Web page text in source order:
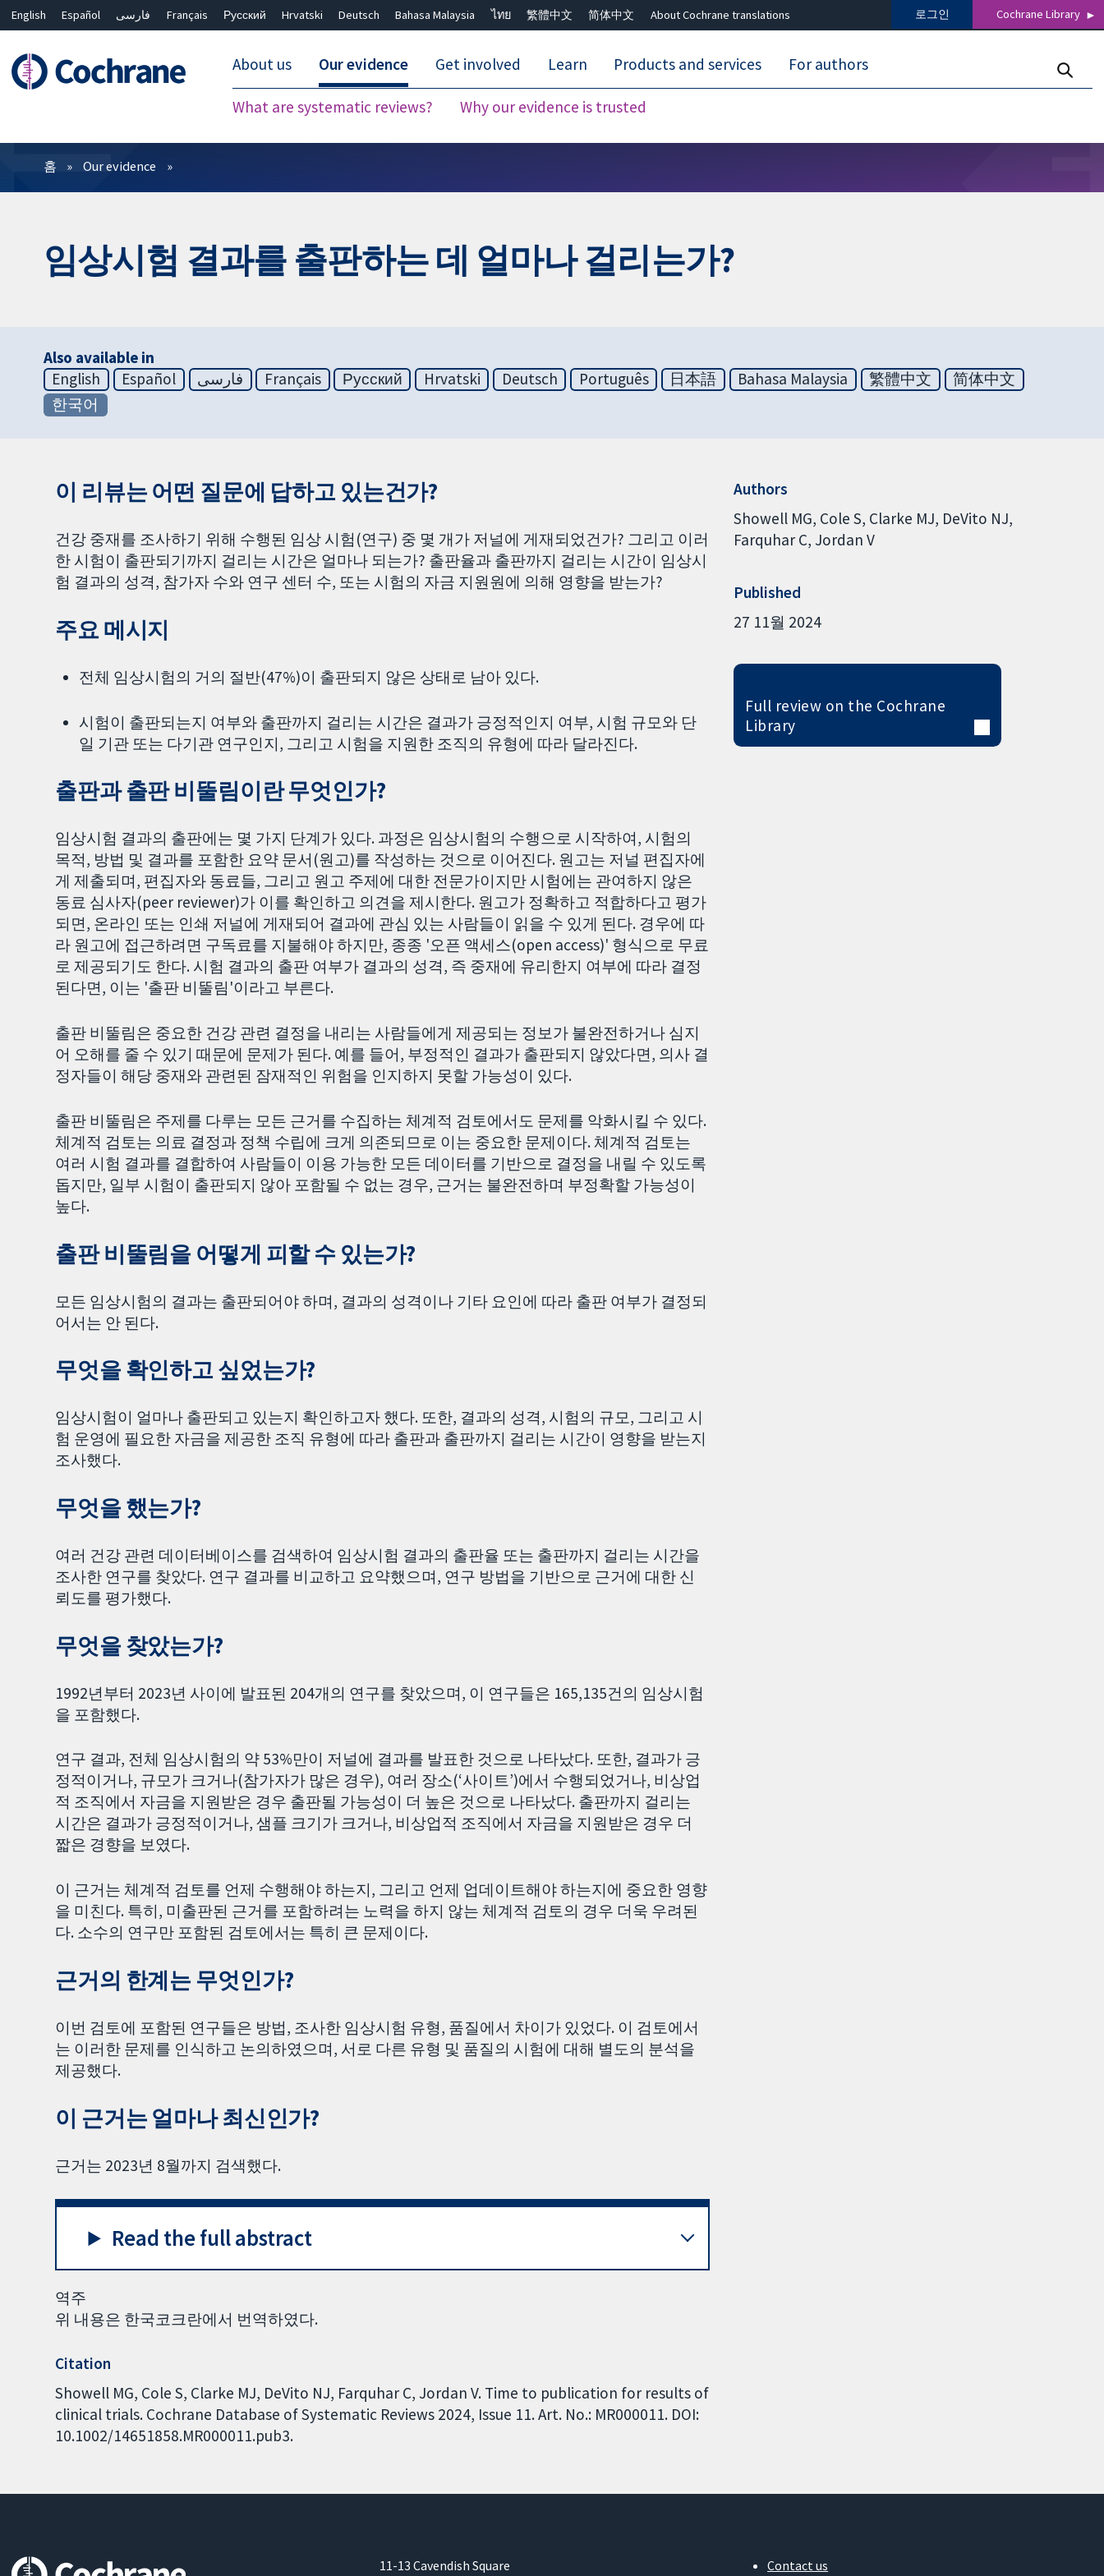
English Español فارسی Français Русский Hrvatski Deutsch Bahasa Malaysia ไทย 繁體中文 简体中文 About Cochrane translations 로그인 Cochrane Library
About us Our evidence
What are systematic reviews? Why our evidence is trusted
Get involved Learn Products and services For authors
필터
홈 Our evidence
임상시험 결과를 출판하는 데 얼마나 걸리는가?
Also available in
English
Español فارسی Français Русский Hrvatski Deutsch Português 日本語 Bahasa Malaysia 繁體中文
简体中文
한국어
이 리뷰는 어떤 질문에 답하고 있는건가?
건강 중재를 조사하기 위해 수행된 임상 시험(연구) 중 몇 개가 저널에 게재되었건가? 그리고 이러
한 시험이 출판되기까지 걸리는 시간은 얼마나 되는가? 출판율과 출판까지 걸리는 시간이 임상시
험 결과의 성격, 참가자 수와 연구 센터 수, 또는 시험의 자금 지원원에 의해 영향을 받는가?
주요 메시지
전체 임상시험의 거의 절반(47%)이 출판되지 않은 상태로 남아 있다.
시험이 출판되는지 여부와 출판까지 걸리는 시간은 결과가 긍정적인지 여부, 시험 규모와 단
일 기관 또는 다기관 연구인지, 그리고 시험을 지원한 조직의 유형에 따라 달라진다.
출판과 출판 비뚤림이란 무엇인가?
임상시험 결과의 출판에는 몇 가지 단계가 있다. 과정은 임상시험의 수행으로 시작하여, 시험의
목적, 방법 및 결과를 포함한 요약 문서(원고)를 작성하는 것으로 이어진다. 원고는 저널 편집자에
게 제출되며, 편집자와 동료들, 그리고 원고 주제에 대한 전문가이지만 시험에는 관여하지 않은
동료 심사자(peer reviewer)가 이를 확인하고 의견을 제시한다. 원고가 정확하고 적합하다고 평가
되면, 온라인 또는 인쇄 저널에 게재되어 결과에 관심 있는 사람들이 읽을 수 있게 된다. 경우에 따
라 원고에 접근하려면 구독료를 지불해야 하지만, 종종 '오픈 액세스(open access)' 형식으로 무료
로 제공되기도 한다. 시험 결과의 출판 여부가 결과의 성격, 즉 중재에 유리한지 여부에 따라 결정
된다면, 이는 '출판 비뚤림'이라고 부른다.
출판 비뚤림은 중요한 건강 관련 결정을 내리는 사람들에게 제공되는 정보가 불완전하거나 심지
어 오해를 줄 수 있기 때문에 문제가 된다. 예를 들어, 부정적인 결과가 출판되지 않았다면, 의사 결
정자들이 해당 중재와 관련된 잠재적인 위험을 인지하지 못할 가능성이 있다.
출판 비뚤림은 주제를 다루는 모든 근거를 수집하는 체계적 검토에서도 문제를 악화시킬 수 있다.
체계적 검토는 의료 결정과 정책 수립에 크게 의존되므로 이는 중요한 문제이다. 체계적 검토는
여러 시험 결과를 결합하여 사람들이 이용 가능한 모든 데이터를 기반으로 결정을 내릴 수 있도록
돕지만, 일부 시험이 출판되지 않아 포함될 수 없는 경우, 근거는 불완전하며 부정확할 가능성이
높다.
출판 비뚤림을 어떻게 피할 수 있는가?
모든 임상시험의 결과는 출판되어야 하며, 결과의 성격이나 기타 요인에 따라 출판 여부가 결정되
어서는 안 된다.
무엇을 확인하고 싶었는가?
임상시험이 얼마나 출판되고 있는지 확인하고자 했다. 또한, 결과의 성격, 시험의 규모, 그리고 시
험 운영에 필요한 자금을 제공한 조직 유형에 따라 출판과 출판까지 걸리는 시간이 영향을 받는지
조사했다.
무엇을 했는가?
여러 건강 관련 데이터베이스를 검색하여 임상시험 결과의 출판율 또는 출판까지 걸리는 시간을
조사한 연구를 찾았다. 연구 결과를 비교하고 요약했으며, 연구 방법을 기반으로 근거에 대한 신
뢰도를 평가했다.
무엇을 찾았는가?
1992년부터 2023년 사이에 발표된 204개의 연구를 찾았으며, 이 연구들은 165,135건의 임상시험
을 포함했다.
연구 결과, 전체 임상시험의 약 53%만이 저널에 결과를 발표한 것으로 나타났다. 또한, 결과가 긍
정적이거나, 규모가 크거나(참가자가 많은 경우), 여러 장소(‘사이트’)에서 수행되었거나, 비상업
적 조직에서 자금을 지원받은 경우 출판될 가능성이 더 높은 것으로 나타났다. 출판까지 걸리는
시간은 결과가 긍정적이거나, 샘플 크기가 크거나, 비상업적 조직에서 자금을 지원받은 경우 더
짧은 경향을 보였다.
이 근거는 체계적 검토를 언제 수행해야 하는지, 그리고 언제 업데이트해야 하는지에 중요한 영향
을 미친다. 특히, 미출판된 근거를 포함하려는 노력을 하지 않는 체계적 검토의 경우 더욱 우려된
다. 소수의 연구만 포함된 검토에서는 특히 큰 문제이다.
근거의 한계는 무엇인가?
이번 검토에 포함된 연구들은 방법, 조사한 임상시험 유형, 품질에서 차이가 있었다. 이 검토에서
는 이러한 문제를 인식하고 논의하였으며, 서로 다른 유형 및 품질의 시험에 대해 별도의 분석을
제공했다.
이 근거는 얼마나 최신인가?
근거는 2023년 8월까지 검색했다.
Read the full abstract
역주
위 내용은 한국코크란에서 번역하였다.
Citation
Showell MG, Cole S, Clarke MJ, DeVito NJ, Farquhar C, Jordan V. Time to publication for results of
clinical trials. Cochrane Database of Systematic Reviews 2024, Issue 11. Art. No.: MR000011. DOI:
10.1002/14651858.MR000011.pub3.
Authors
Showell MG Cole S Clarke MJ DeVito NJ
Farquhar C Jordan V
Published
27 11월 2024
Full review on the Cochrane
Library
11-13 Cavendish Square
Contact us